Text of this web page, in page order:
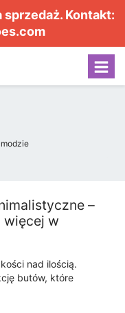
Kontakt:
–
więcej w
nad ilością.
butów, które